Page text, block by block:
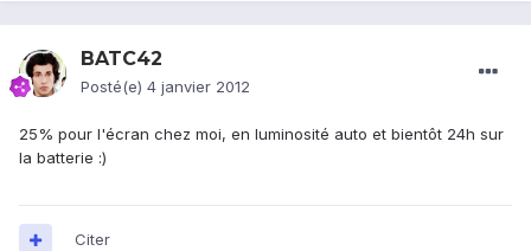
BATC42
Posté(e) 4 janvier 2012
25% pour l'écran chez moi, en luminosité auto et bientôt 24h sur
la batterie :)
Citer